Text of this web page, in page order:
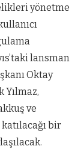
yönetme
lansman
Oktay
Yılmaz,
ve
bir